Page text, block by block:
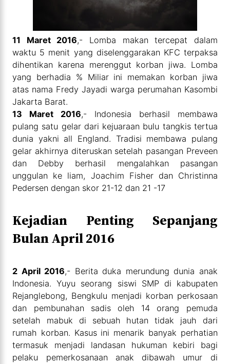
11 Maret 2016,- Lomba makan tercepat dalam
waktu 5 menit yang diselenggarakan KFC terpaksa
dihentikan karena merenggut korban jiwa. Lomba
yang berhadia % Miliar ini memakan korban jiwa
atas nama Fredy Jayadi warga perumahan Kasombi
Jakarta Barat.
13 Maret 2016,- Indonesia berhasil membawa
pulang satu gelar dari kejuaraan bulu tangkis tertua
dunia yakni all England. Tradisi membawa pulang
gelar akhirnya diteruskan setelah pasangan Preveen
dan Debby berhasil mengalahkan pasangan
unggulan ke liam, Joachim Fisher dan Christinna
Pedersen dengan skor 21-12 dan 21 -17
Kejadian Penting Sepanjang
Bulan April 2016
2 April 2016,- Berita duka merundung dunia anak
Indonesia. Yuyu seorang siswi SMP di kabupaten
Rejanglebong, Bengkulu menjadi korban perkosaan
dan pembunahan sadis oleh 14 orang pemuda
setelah mabuk di sebuah hutan tidak jauh dari
rumah korban. Kasus ini menarik banyak perhatian
termasuk menjadi landasan hukuman kebiri bagi
pelaku pemerkosanaan anak dibawah umur di